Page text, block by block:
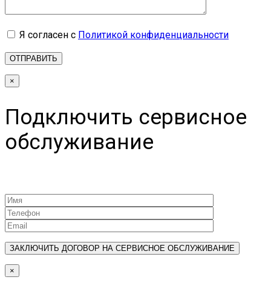
Я согласен с Политикой конфиденциальности
×
Подключить сервисное
обслуживание
×